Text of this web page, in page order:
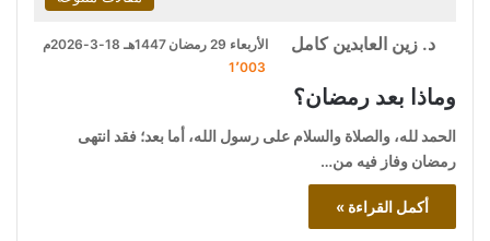
د. زين العابدين كامل
الأربعاء 29 رمضان 1447هـ 18-3-2026م
1٬003
وماذا بعد رمضان؟
الحمد لله، والصلاة والسلام على رسول الله، أما بعد؛ فقد انتهى
رمضان وفاز فيه من…
أكمل القراءة »